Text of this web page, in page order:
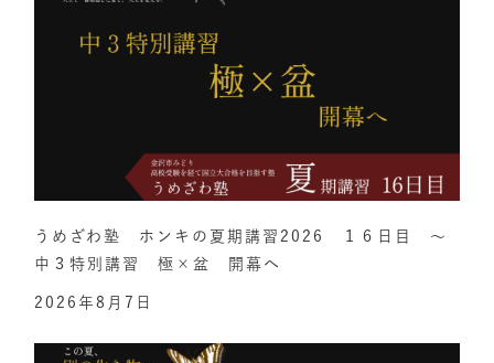
うめざわ塾 ホンキの夏期講習2026 １６日目 ～
中３特別講習 極×盆 開幕へ
2026年8月7日